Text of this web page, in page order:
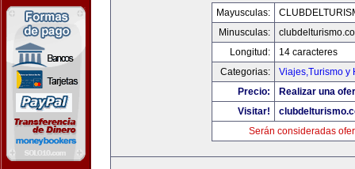
Mayusculas:
Minusculas:
Longitud:
14 caracteres
Categorias:
Viajes,Turismo y
Precio:
Realizar una
Visitar!
Serán consideradas